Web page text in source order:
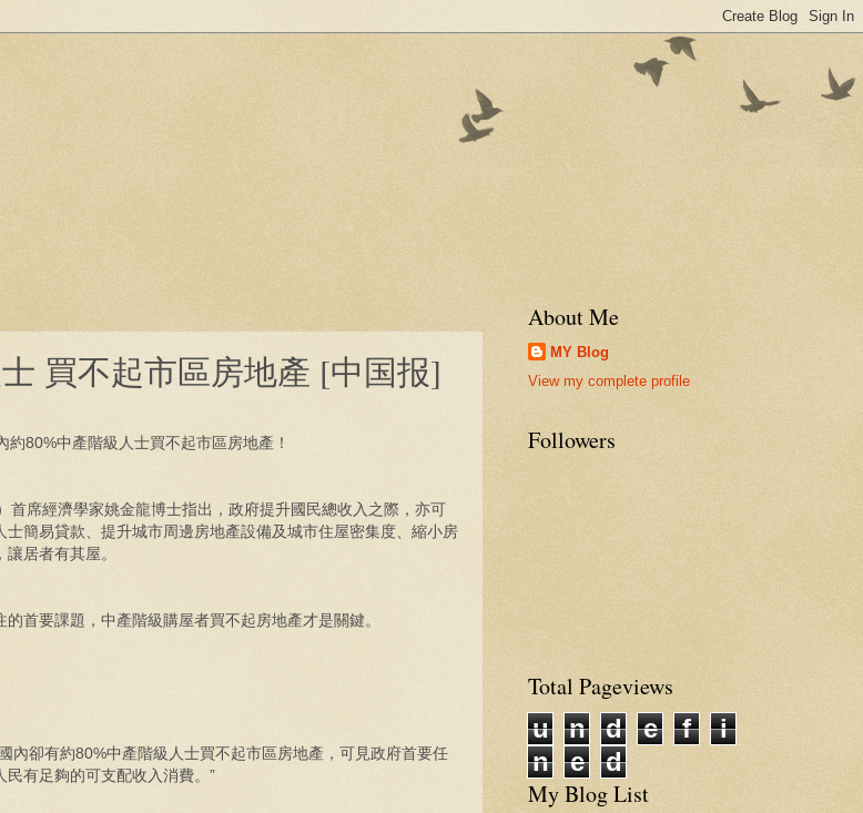
買不起市區房地產 [中国报]
約80%中產階級人士買不起市區房地產！
席經濟學家姚金龍博士指出，政府提升國民總收入之際，亦可
簡易貸款、提升城市周邊房地產設備及城市住屋密集度、縮小房
居者有其屋。
首要課題，中產階級購屋者買不起房地產才是關鍵。
內卻有約80%中產階級人士買不起市區房地產，可見政府首要任
有足夠的可支配收入消費。”
About Me
MY Blog
View my complete profile
Followers
Total Pageviews
u
n d e f
i
n
e
d
My Blog List